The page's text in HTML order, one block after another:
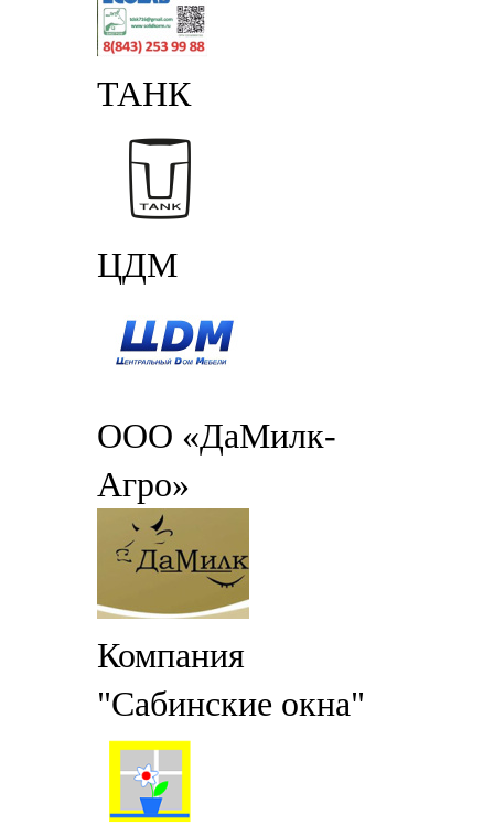
ТАНК
ЦДМ
ООО «ДаМилк-
Агро»
Компания
"Сабинские окна"